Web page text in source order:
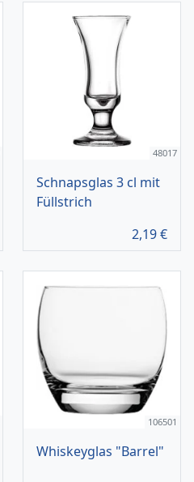
48017
Schnapsglas 3 cl mit
Füllstrich
2,19€
106501
Whiskeyglas "Barrel"